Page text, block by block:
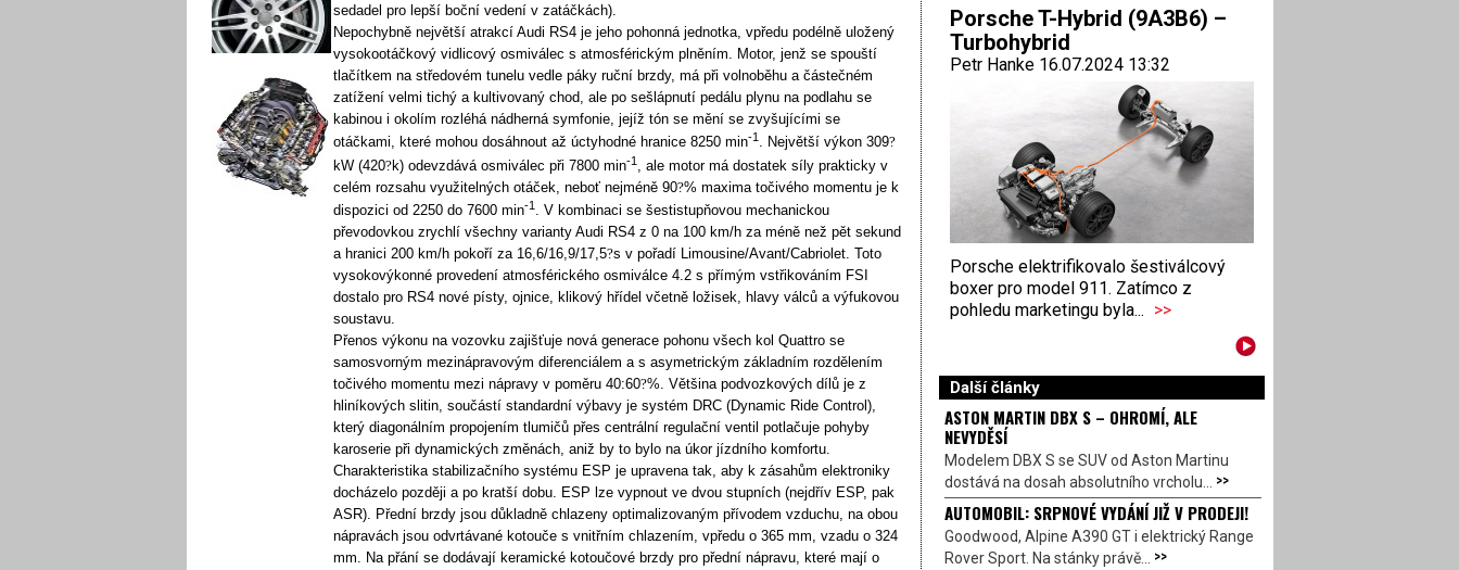
sedadel pro lepší boční vedení v zatáčkách).
Nepochybně největší atrakcí Audi RS4 je jeho pohonná jednotka, vpředu podélně uložený
vysokootáčkový vidlicový osmiválec s atmosférickým plněním. Motor, jenž se spouští
tlačítkem na středovém tunelu vedle páky ruční brzdy, má při volnoběhu a částečném
zatížení velmi tichý a kultivovaný chod, ale po sešlápnutí pedálu plynu na podlahu se
kabinou i okolím rozléhá nádherná symfonie, jejíž tón se mění se zvyšujícími se
otáčkami, které mohou dosáhnout až úctyhodné hranice 8250 min-1. Největší výkon 309?
kW (420?k) odevzdává osmiválec při 7800 min-1, ale motor má dostatek síly prakticky v
celém rozsahu využitelných otáček, neboť nejméně 90?% maxima točivého momentu je k
dispozici od 2250 do 7600 min-1. V kombinaci se šestistupňovou mechanickou
převodovkou zrychlí všechny varianty Audi RS4 z 0 na 100 km/h za méně než pět sekund
a hranici 200 km/h pokoří za 16,6/16,9/17,5?s v pořadí Limousine/Avant/Cabriolet. Toto
vysokovýkonné provedení atmosférického osmiválce 4.2 s přímým vstřikováním FSI
dostalo pro RS4 nové písty, ojnice, klikový hřídel včetně ložisek, hlavy válců a výfukovou
soustavu.
Přenos výkonu na vozovku zajišťuje nová generace pohonu všech kol Quattro se
samosvorným mezinápravovým diferenciálem a s asymetrickým základním rozdělením
točivého momentu mezi nápravy v poměru 40:60?%. Většina podvozkových dílů je z
hliníkových slitin, součástí standardní výbavy je systém DRC (Dynamic Ride Control),
který diagonálním propojením tlumičů přes centrální regulační ventil potlačuje pohyby
karoserie při dynamických změnách, aniž by to bylo na úkor jízdního komfortu.
Charakteristika stabilizačního systému ESP je upravena tak, aby k zásahům elektroniky
docházelo později a po kratší dobu. ESP lze vypnout ve dvou stupních (nejdřív ESP, pak
ASR). Přední brzdy jsou důkladně chlazeny optimalizovaným přívodem vzduchu, na obou
nápravách jsou odvrtávané kotouče s vnitřním chlazením, vpředu o 365 mm, vzadu o 324
mm. Na přání se dodávají keramické kotoučové brzdy pro přední nápravu, které mají o
Porsche T-Hybrid (9A3B6) –
Turbohybrid
Petr Hanke 16.07.2024 13:32
Porsche elektrifikovalo šestiválcový
boxer pro model 911. Zatímco z
pohledu marketingu byla... >>
Další články
ASTON MARTIN DBX S – OHROMÍ, ALE
NEVYDĚSÍ
Modelem DBX S se SUV od Aston Martinu
dostává na dosah absolutního vrcholu... >>
AUTOMOBIL: SRPNOVÉ VYDÁNÍ JIŽ V PRODEJI!
Goodwood, Alpine A390 GT i elektrický Range
Rover Sport. Na stánky právě... >>